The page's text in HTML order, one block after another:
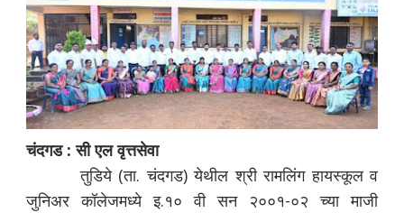
चंदगड : सी एल वृत्तसेवा
तुडिये (ता. चंदगड) येथील श्री रामलिंग हायस्कूल व
जुनिअर कॉलेजमध्ये इ.१० वी सन २००१-०२ च्या माजी